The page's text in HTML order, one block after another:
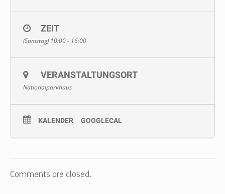
ZEIT
(Samstag) 10:00 - 16:00
VERANSTALTUNGSORT
Nationalparkhaus
KALENDER GOOGLECAL
Comments are closed.